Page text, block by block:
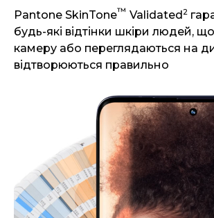
Pantone SkinTone™ Validated2
будь-які відтінки шкіри людей, що
камеру або переглядаються на
відтворюються правильно